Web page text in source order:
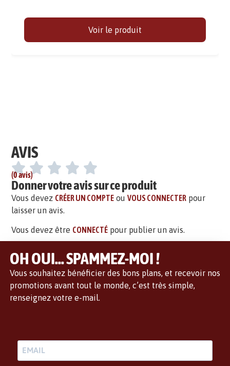
Voir le produit
AVIS
(0 avis)
Donner votre avis sur ce produit
Vous devez CRÉER UN COMPTE ouVOUS CONNECTER pour
laisser un avis.
Vous devez être CONNECTÉ pour publier un avis.
OH OUI... SPAMMEZ-MOI !
Vous souhaitez bénéficier des bons plans, et recevoir nos
promotions avant tout le monde, c’est très simple,
renseignez votre e-mail.